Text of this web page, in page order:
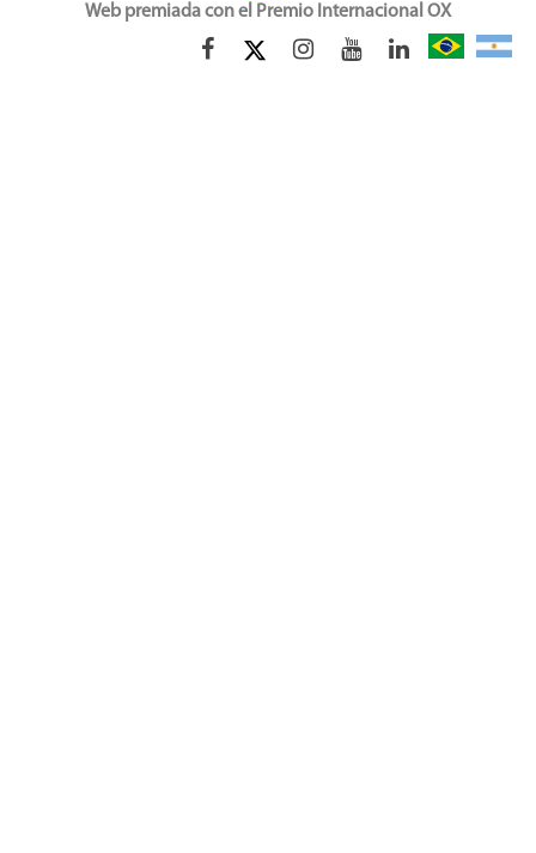
Web premiada con el Premio Internacional OX